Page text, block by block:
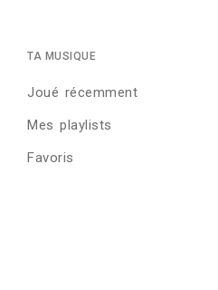
TA MUSIQUE
Joué récemment
Mes playlists
Favoris